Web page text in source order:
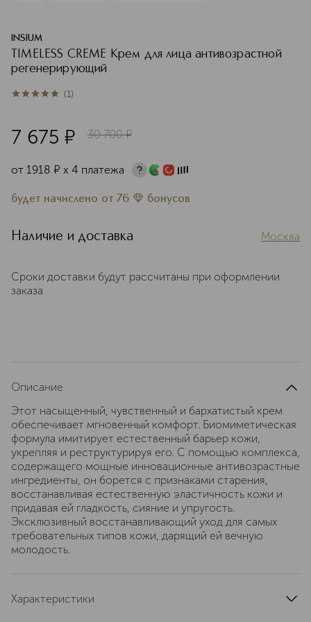
INSIUM
TIMELESS CREME Крем для лица антивозрастной
регенерирующий
5из 51 (1)
7 675 ¤ 30 700 ¤
от 1918 ¤ х 4 платежа
будет начислено от 76 бонусов
Наличие и доставка Москва
Сроки доставки будут рассчитаны при оформлении
заказа
Описание
Этот насыщенный, чувственный и бархатистый крем
обеспечивает мгновенный комфорт. Биомиметическая
формула имитирует естественный барьер кожи,
укрепляя и реструктурируя его. С помощью комплекса,
содержащего мощные инновационные антивозрастные
ингредиенты, он борется с признаками старения,
восстанавливая естественную эластичность кожи и
придавая ей гладкость, сияние и упругость.
Эксклюзивный восстанавливающий уход для самых
требовательных типов кожи, дарящий ей вечную
молодость.
Характеристики